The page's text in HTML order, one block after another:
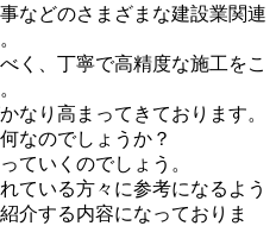
などのさまざまな建設業関連
く、丁寧で高精度な施工をこ
なり高まってきております。
なのでしょうか？
ていくのでしょう。
ている方々に参考になるよう
介する内容になっておりま